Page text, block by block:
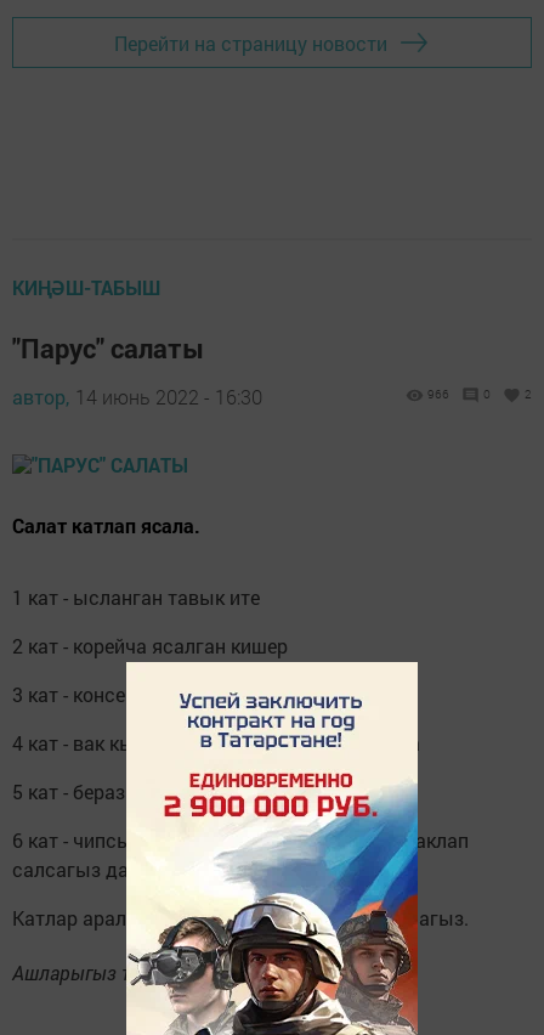
Перейти на страницу новости
КИҢӘШ-ТАБЫШ
"Парус" салаты
автор, 14 июнь 2022 - 16:30 966 0 2
Салат катлап ясала.
1 кат - ысланган тавык ите
2 кат - корейча ясалган кишер
3 кат - консервланган кукуруз
4 кат - вак кыргычтан чыгарылган йомырка
5 кат - бераз гына сыр
6 кат - чипсылар белән бизибез. Чипсыны ваклап
салсагыз да була.
Катлар араларына майонез сыларга онытмагыз.
Ашларыгыз тәмле булсын!